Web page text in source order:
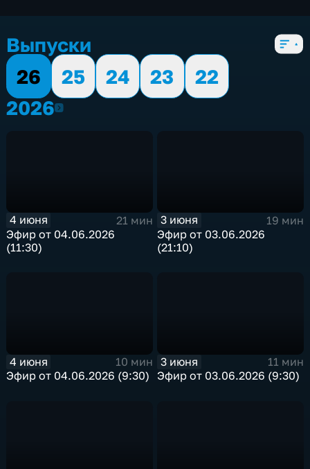
Выпуски
26
25 24 23
22
20262026
4 июня
21 мин
Эфир от 04.06.2026
(11:30)
3 июня
19 мин
Эфир от 03.06.2026
(21:10)
4 июня
10 мин
Эфир от 04.06.2026 (9:30)
3 июня
11 мин
Эфир от 03.06.2026 (9:30)